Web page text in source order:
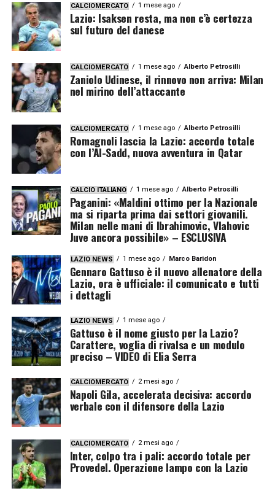
CALCIOMERCATO 1 mese ago
Lazio: Isaksen resta, ma non c’è certezza
sul futuro del danese
CALCIOMERCATO 1 mese ago Alberto Petrosilli
Zaniolo Udinese, il rinnovo non arriva: Milan
nel mirino dell’attaccante
CALCIOMERCATO 1 mese ago Alberto Petrosilli
Romagnoli lascia la Lazio: accordo totale
con l’Al-Sadd, nuova avventura in Qatar
CALCIO ITALIANO 1 mese ago Alberto Petrosilli
Paganini: «Maldini ottimo per la Nazionale
ma si riparta prima dai settori giovanili.
Milan nelle mani di Ibrahimovic, Vlahovic
Juve ancora possibile» – ESCLUSIVA
LAZIO NEWS 1 mese ago Marco Baridon
Gennaro Gattuso è il nuovo allenatore della
Lazio, ora è ufficiale: il comunicato e tutti
i dettagli
LAZIO NEWS 1 mese ago
Gattuso è il nome giusto per la Lazio?
Carattere, voglia di rivalsa e un modulo
preciso – VIDEO di Elia Serra
CALCIOMERCATO 2 mesi ago
Napoli Gila, accelerata decisiva: accordo
verbale con il difensore della Lazio
CALCIOMERCATO 2 mesi ago
Inter, colpo tra i pali: accordo totale per
Provedel. Operazione lampo con la Lazio